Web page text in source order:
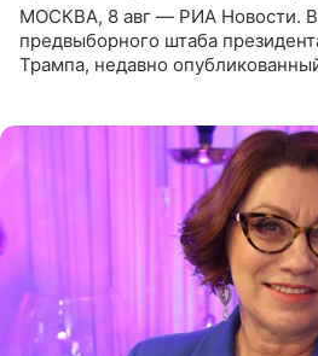
МОСКВА, 8 авг — РИА Новости.
предвыборного штаба
Трампа, недавно